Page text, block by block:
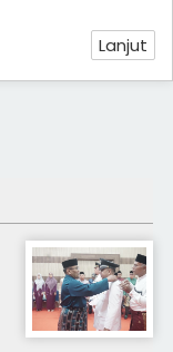
Lanjut